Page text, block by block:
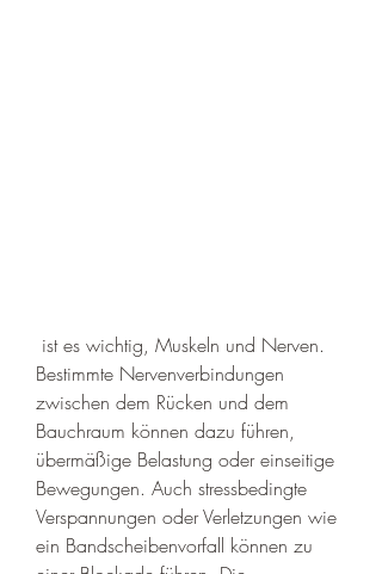
Bestimmte Nervenverbindungen
zwischen dem Rücken und dem
Bauchraum können dazu führen,
übermäßige Belastung oder einseitige
Bewegungen. Auch stressbedingte
Verspannungen oder Verletzungen wie
ein Bandscheibenvorfall können zu